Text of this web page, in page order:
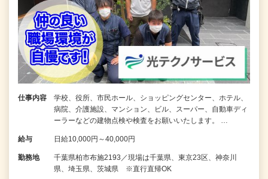
仕事内容
学校、役所、市民ホール、ショッピングセンター、ホテル、
病院、介護施設、マンション、ビル、スーパー、自動車ディ
ーラーなどの建物点検や検査をお願いいたします。 …
給与 日給10,000円～40,000円
勤務地
千葉県柏市布施2193／現場は千葉県、東京23区、神奈川
県、埼玉県、茨城県 ※直行直帰OK